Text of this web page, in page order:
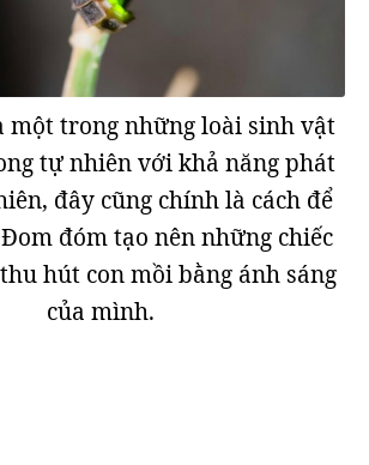
một trong những loài sinh vật
tự nhiên với khả năng phát
đây cũng chính là cách để
đóm tạo nên những chiếc
hút con mồi bằng ánh sáng
của mình.